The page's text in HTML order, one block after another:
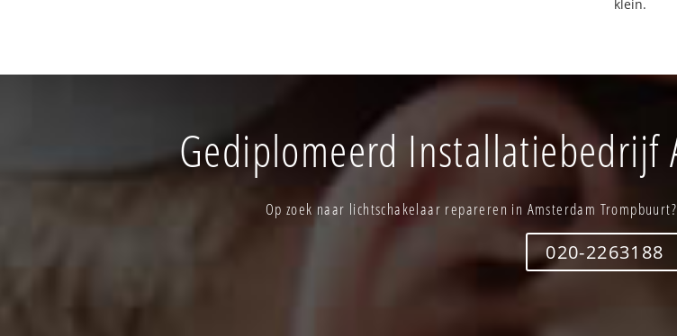
klein.
Gediplomeerd Installatiebedrijf
Op zoek naar lichtschakelaar repareren in Amsterdam
020-2263188